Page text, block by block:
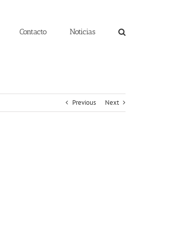
Contacto Noticias
Previous Next